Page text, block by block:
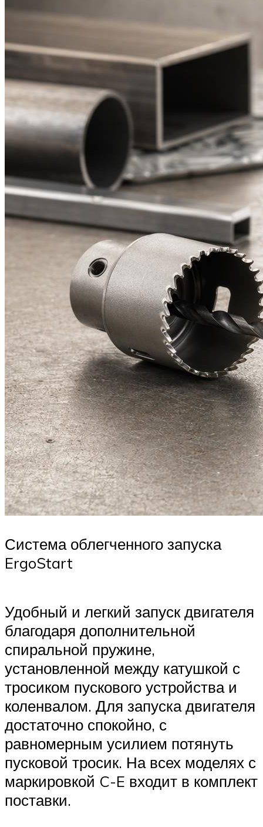
Система облегченного запуска
ErgoStart
Удобный и легкий запуск двигателя
благодаря дополнительной
спиральной пружине,
установленной между катушкой с
тросиком пускового устройства и
коленвалом. Для запуска двигателя
достаточно спокойно, с
равномерным усилием потянуть
пусковой тросик. На всех моделях с
маркировкой C-E входит в комплект
поставки.